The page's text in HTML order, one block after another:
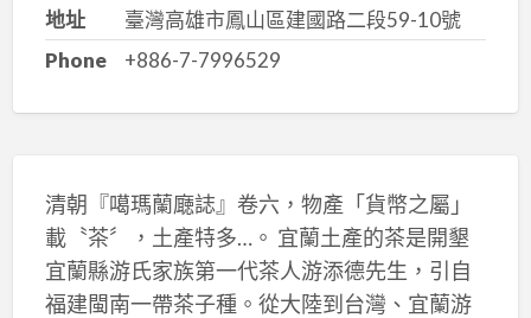
地址
臺灣高雄市鳳山區建國路二段59-10號
Phone
+886-7-7996529
清朝『噶瑪蘭廰誌』卷六，物產「貨幣之屬」
載〝茶〞，土產特多…。 宜蘭土產的茶是開墾
宜蘭縣游氏家族第一代茶人游添德先生，引自
福建閩南一帶茶子種。從大陸到台灣、宜蘭游